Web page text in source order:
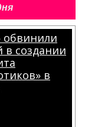
обвинили
в создании
в